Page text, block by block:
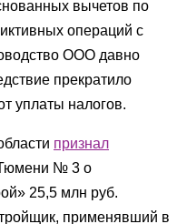
вычетов по
операций с
ООО давно
прекратило
уплаты налогов.
признал
№ 3 о
25,5 млн руб.
применявший в